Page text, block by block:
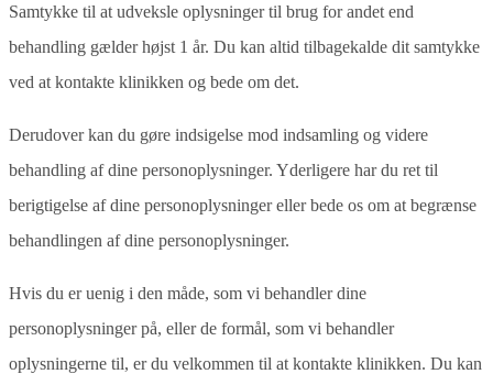
Samtykke til at udveksle oplysninger til brug for andet end
behandling gælder højst 1 år. Du kan altid tilbagekalde dit samtykke
ved at kontakte klinikken og bede om det.
Derudover kan du gøre indsigelse mod indsamling og videre
behandling af dine personoplysninger. Yderligere har du ret til
berigtigelse af dine personoplysninger eller bede os om at begrænse
behandlingen af dine personoplysninger.
Hvis du er uenig i den måde, som vi behandler dine
personoplysninger på, eller de formål, som vi behandler
oplysningerne til, er du velkommen til at kontakte klinikken. Du kan